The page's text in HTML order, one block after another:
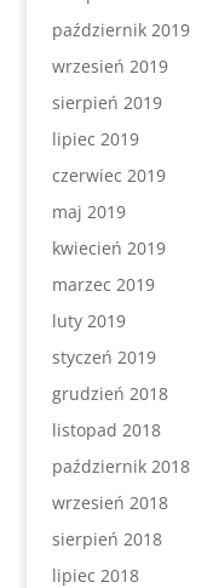
październik 2019
wrzesień 2019
sierpień 2019
lipiec 2019
czerwiec 2019
maj 2019
kwiecień 2019
marzec 2019
luty 2019
styczeń 2019
grudzień 2018
listopad 2018
październik 2018
wrzesień 2018
sierpień 2018
lipiec 2018